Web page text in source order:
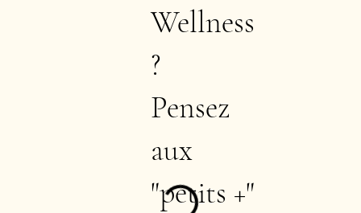
Wellness
?
Pensez
aux
"petits +"